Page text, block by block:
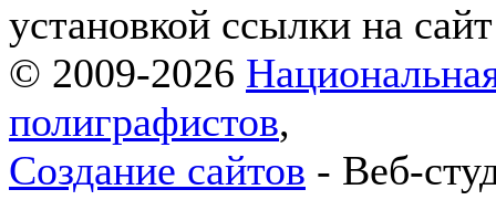
установкой ссылки на
© 2009-2026
полиграфистов,
Создание сайтов - Веб-